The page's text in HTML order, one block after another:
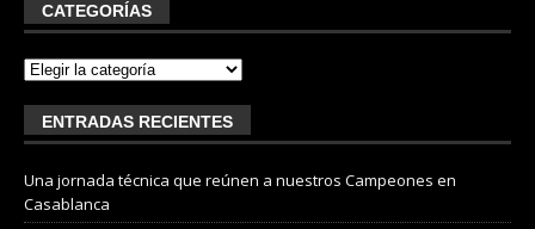
CATEGORÍAS
ENTRADAS RECIENTES
Una jornada técnica que reúnen a nuestros Campeones en
Casablanca